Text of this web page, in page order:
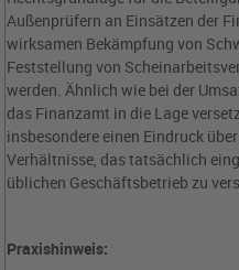
Außenprüfern an Einsätzen der
wirksamen Bekämpfung von
Feststellung von
werden. Ähnlich wie bei der
das Finanzamt in die Lage
insbesondere einen Eindruck
Verhältnisse, das tatsächlich
üblichen Geschäftsbetrieb zu
Praxishinweis: